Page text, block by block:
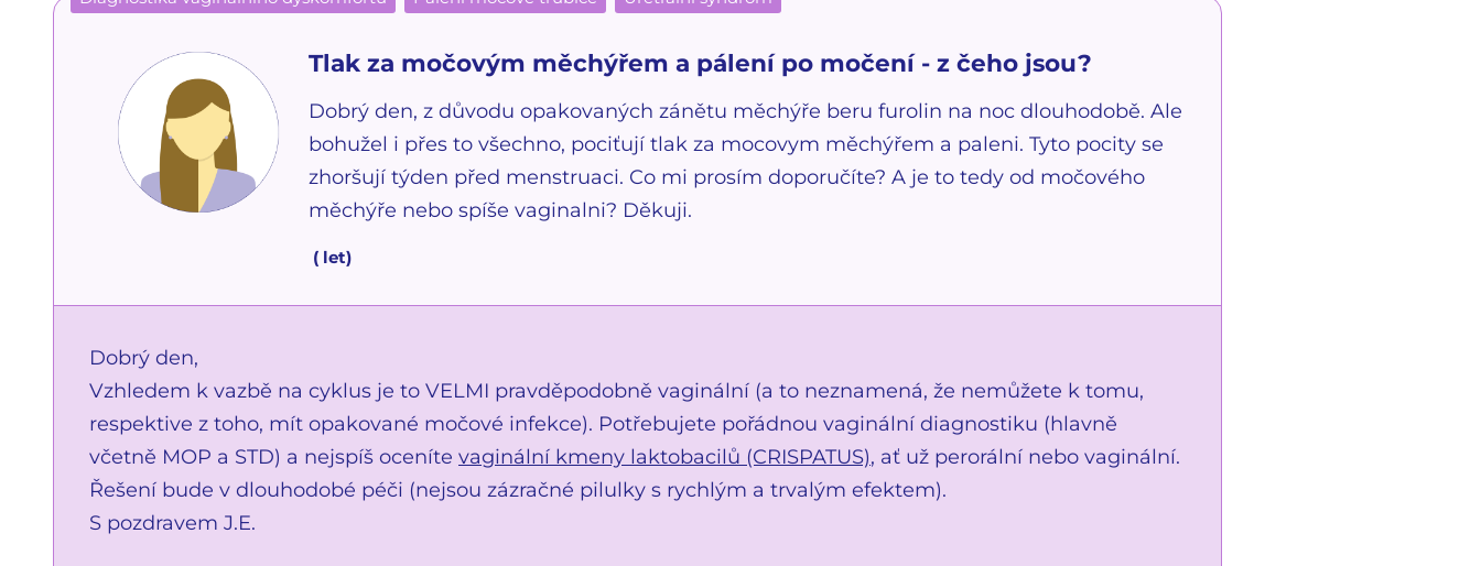
Tlak za močovým měchýřem a pálení po močení - z čeho jsou?
Dobrý den, z důvodu opakovaných zánětu měchýře beru furolin na noc dlouhodobě. Ale
bohužel i přes to všechno, pociťují tlak za mocovym měchýřem a paleni. Tyto pocity se
zhoršují týden před menstruaci. Co mi prosím doporučíte? A je to tedy od močového
měchýře nebo spíše vaginalni? Děkuji.
(let)
Dobrý den,
Vzhledem k vazbě na cyklus je to VELMI pravděpodobně vaginální (a to neznamená, že nemůžete k tomu,
respektive z toho, mít opakované močové infekce). Potřebujete pořádnou vaginální diagnostiku (hlavně
včetně MOP a STD) a nejspíš oceníte vaginální kmeny laktobacilů (CRISPATUS), ať už perorální nebo vaginální.
Řešení bude v dlouhodobé péči (nejsou zázračné pilulky s rychlým a trvalým efektem).
S pozdravem J.E.